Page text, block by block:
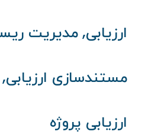
ارزیابی, مدیریت
مستندسازی ارزیابی,
ارزیابی پروژه